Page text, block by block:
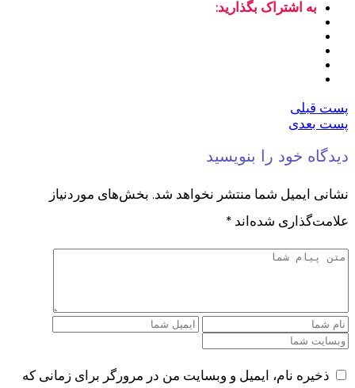
به اشتراک بگذارید:
پست قبلی
پست بعدی
دیدگاه خود را بنویسید
نشانی ایمیل شما منتشر نخواهد شد. بخش‌های موردنیاز
علامت‌گذاری شده‌اند *
ذخیره نام، ایمیل و وبسایت من در مرورگر برای زمانی که